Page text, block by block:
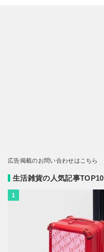
広告掲載のお問い合わせはこちら
生活雑貨の人気記事TOP10
1